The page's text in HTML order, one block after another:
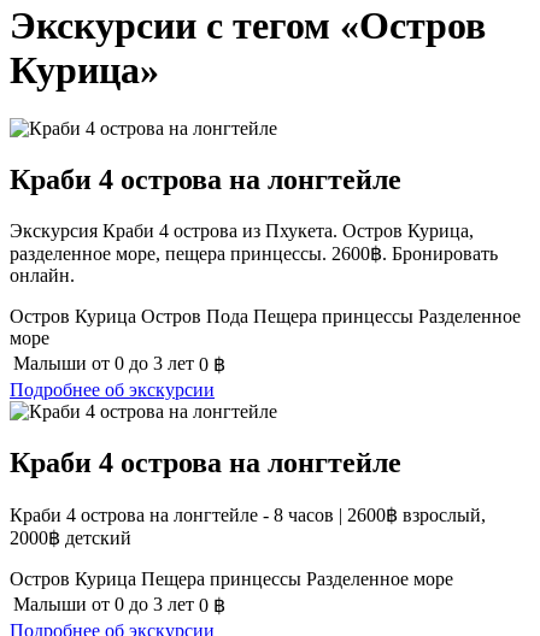
Экскурсии с тегом «Остров
Курица»
Краби 4 острова на лонгтейле
Экскурсия Краби 4 острова из Пхукета. Остров Курица,
разделенное море, пещера принцессы. 2600฿. Бронировать
онлайн.
Остров Курица Остров Пода Пещера принцессы Разделенное
море
Малыши от 0 до 3 лет 0 ฿
Подробнее об экскурсии
Краби 4 острова на лонгтейле
Краби 4 острова на лонгтейле - 8 часов | 2600฿ взрослый,
2000฿ детский
Остров Курица Пещера принцессы Разделенное море
Малыши от 0 до 3 лет 0 ฿
Подробнее об экскурсии